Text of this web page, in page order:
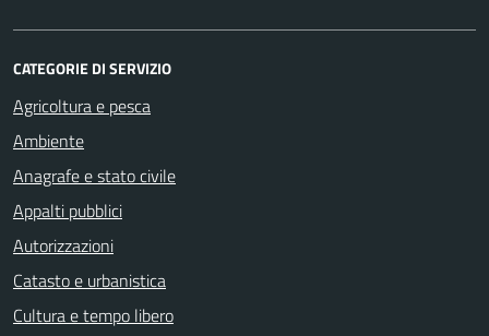
CATEGORIE DI SERVIZIO
Agricoltura e pesca
Ambiente
Anagrafe e stato civile
Appalti pubblici
Autorizzazioni
Catasto e urbanistica
Cultura e tempo libero